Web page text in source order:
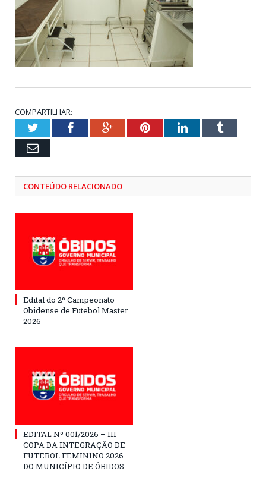
COMPARTILHAR:
TwitterFacebookGoogle+PinterestLinkedInTumblr
Email
CONTEÚDO RELACIONADO
Edital do 2º Campeonato
Obidense de Futebol Master
2026
EDITAL Nº 001/2026 – III
COPA DA INTEGRAÇÃO DE
FUTEBOL FEMININO 2026
DO MUNICÍPIO DE ÓBIDOS